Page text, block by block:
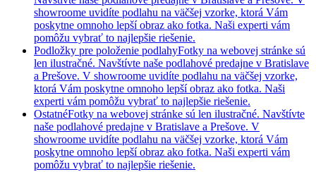
showroome uvidíte podlahu na väčšej vzorke, ktorá Vám
poskytne omnoho lepší obraz ako fotka. Naši experti vám
pomôžu vybrať to najlepšie riešenie.
Podložky pre položenie podlahyFotky na webovej stránke sú
len ilustračné. Navštívte naše podlahové predajne v Bratislave
a Prešove. V showroome uvidíte podlahu na väčšej vzorke,
ktorá Vám poskytne omnoho lepší obraz ako fotka. Naši
experti vám pomôžu vybrať to najlepšie riešenie.
OstatnéFotky na webovej stránke sú len ilustračné. Navštívte
naše podlahové predajne v Bratislave a Prešove. V
showroome uvidíte podlahu na väčšej vzorke, ktorá Vám
poskytne omnoho lepší obraz ako fotka. Naši experti vám
pomôžu vybrať to najlepšie riešenie.